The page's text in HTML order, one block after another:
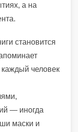
а на
становится
каждый человек
— иногда
маски и